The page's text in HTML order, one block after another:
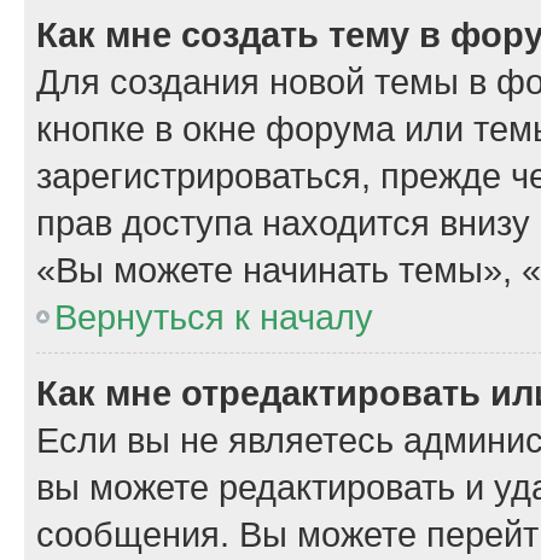
Как мне создать тему в
Для создания новой темы в
кнопке в окне форума или
зарегистрироваться, прежде
прав доступа находится
«Вы можете начинать темы»,
Вернуться к началу
Как мне отредактировать
Если вы не являетесь
вы можете редактировать и
сообщения. Вы можете